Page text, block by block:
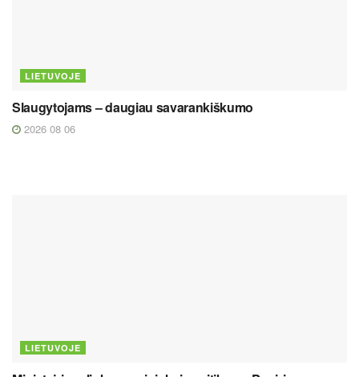
LIETUVOJE
Slaugytojams – daugiau savarankiškumo
2026 08 06
LIETUVOJE